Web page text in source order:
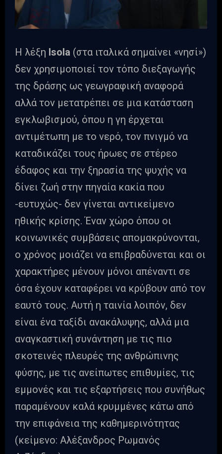
Η λέξη Isola (στα ιταλικά σημαίνει «νησί»)
δεν χρησιμοποιεί τον τόπο διεξαγωγής
της δράσης ως γεωγραφική αναφορά
αλλά τον μετατρέπει σε μια κατάσταση
εγκλωβισμού, όπου η γη έρχεται
αντιμέτωπη με το νερό, τον πνιγμό να
καταδικάζει τους ήρωες σε στέρεο
έδαφος και την ξηρασία της ψυχής να
δίνει ζωή στην πηγαία κακία που
-ευτυχώς- δεν γίνεται αντικείμενο
ηθικής κρίσης. Έναν χώρο όπου οι
κοινωνικές συμβάσεις απομακρύνονται,
ο χρόνος μοιάζει να επιβραδύνεται και οι
χαρακτήρες μένουν μόνοι απέναντι σε
όσα έχουν καταφέρει να κρύβουν από τον
εαυτό τους. Αυτή η ταινία λοιπόν, δεν
είναι ένα ταξίδι ανακάλυψης, αλλά μια
αναγκαστική συνάντηση με τις πιο
σκοτεινές πλευρές της ανθρώπινης
φύσης, με τις ανείπωτες επιθυμίες, τις
εμμονές και τις εξαρτήσεις που συνήθως
παραμένουν καλά κρυμμένες κάτω από
την επιφάνεια της καθημερινότητας
(κείμενο: Αλέξανδρος Ρωμανός